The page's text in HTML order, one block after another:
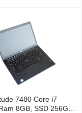
7480 Core i7
8GB, SSD 256GB,